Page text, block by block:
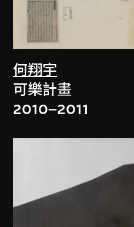
何翔宇
可樂計畫
2010–2011